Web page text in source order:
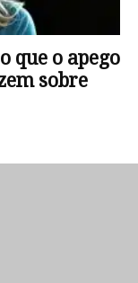
que o apego
sobre